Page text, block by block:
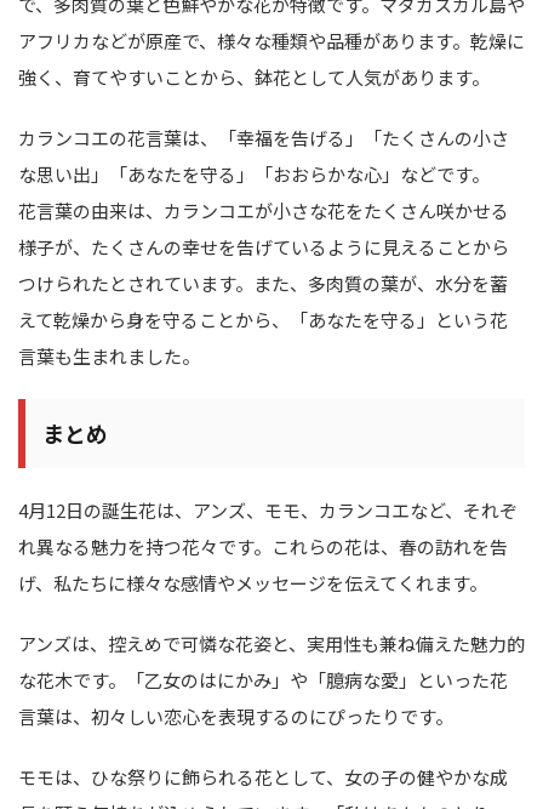
アフリカなどが原産で、様々な種類や品種があります。乾燥に
強く、育てやすいことから、鉢花として人気があります。
カランコエの花言葉は、「幸福を告げる」「たくさんの小さ
な思い出」「あなたを守る」「おおらかな心」などです。
花言葉の由来は、カランコエが小さな花をたくさん咲かせる
様子が、たくさんの幸せを告げているように見えることから
つけられたとされています。また、多肉質の葉が、水分を蓄
えて乾燥から身を守ることから、「あなたを守る」という花
言葉も生まれました。
まとめ
4月12日の誕生花は、アンズ、モモ、カランコエなど、それぞ
れ異なる魅力を持つ花々です。これらの花は、春の訪れを告
げ、私たちに様々な感情やメッセージを伝えてくれます。
アンズは、控えめで可憐な花姿と、実用性も兼ね備えた魅力的
な花木です。「乙女のはにかみ」や「臆病な愛」といった花
言葉は、初々しい恋心を表現するのにぴったりです。
モモは、ひな祭りに飾られる花として、女の子の健やかな成